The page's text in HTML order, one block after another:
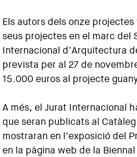
Els autors dels onze
seus projectes en el marc del
Internacional d’Arquitectura
prevista per al 27 de
15.000 euros al projecte
A més, el Jurat Internacional
que seran publicats al
mostraran en l’exposició del
en la pàgina web de la